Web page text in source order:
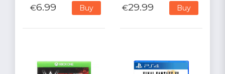
€6.99 Buy €29.99 Buy